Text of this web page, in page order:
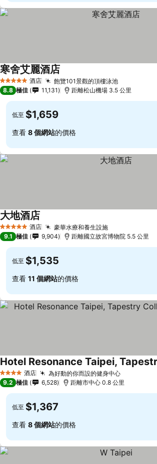
5 星級 酒店 飽覽101景觀的頂樓泳池
寒舍艾麗酒店
8.8 極佳 11,131 距離松山機場 3.5 公里
低至 $1,659
查看 8 個網站的價格
5 星級 酒店 豪華水療和養生設施
大地酒店
9.1 極佳 9,904 距離國立故宮博物院 5.5 公里
低至 $1,535
查看 11 個網站的價格
4 星級 酒店 為好動的你而設的健身中心
9.2 極佳 6,528 距離市中心 0.8 公里
低至 $1,367
查看 8 個網站的價格